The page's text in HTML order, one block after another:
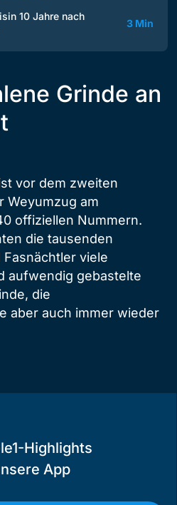
10 Jahre nach
3 Min
Grinde an
vor dem zweiten
Weyumzug am
offiziellen Nummern.
die tausenden
viele
aufwendig gebastelte
die
aber auch immer wieder
Highlights
App